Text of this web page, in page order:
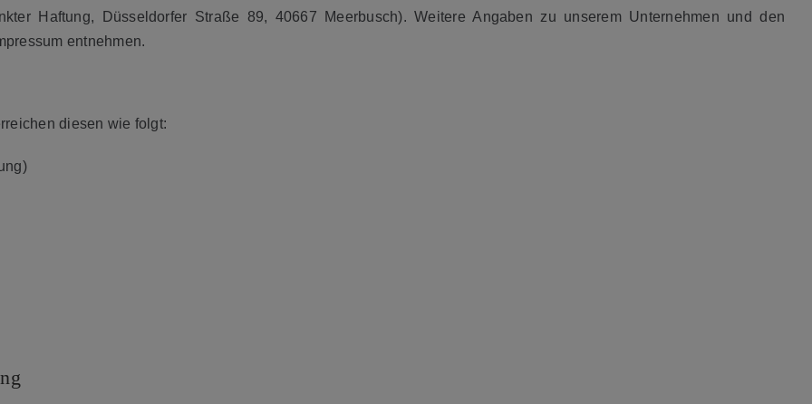
Haftung, Düsseldorfer Straße 89, 40667 Meerbusch). Weitere Angaben zu unserem Unternehmen und den
entnehmen.
diesen wie folgt: